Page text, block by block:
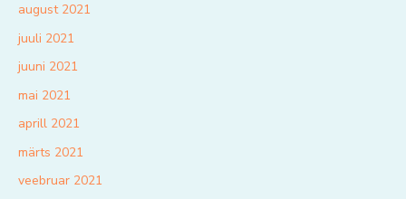
august 2021
juuli 2021
juuni 2021
mai 2021
aprill 2021
märts 2021
veebruar 2021